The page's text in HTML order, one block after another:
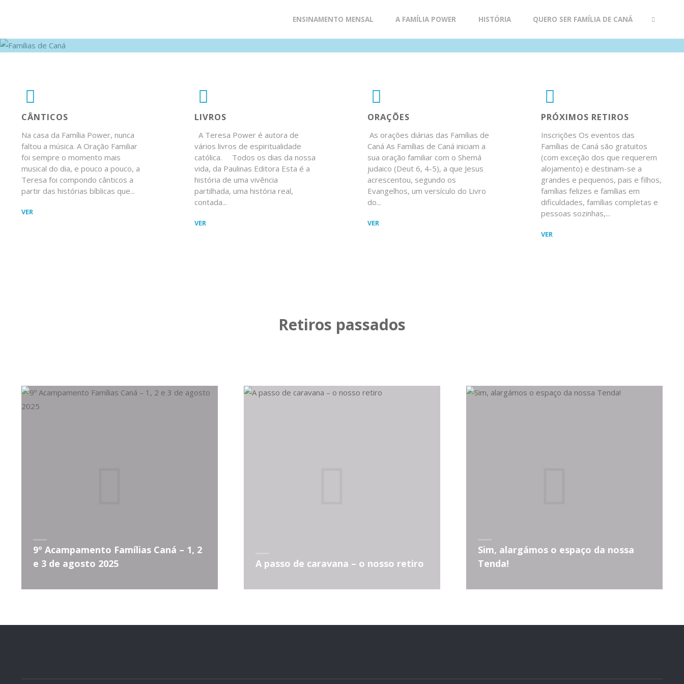
to
ENSINAMENTO MENSAL A FAMÍLIA POWER HISTÓRIA QUERO SER FAMÍLIA DE CANÁ
CÂNTICOS
Na casa da Família Power, nunca
faltou a música. A Oração Familiar
foi sempre o momento mais
musical do dia, e pouco a pouco, a
Teresa foi compondo cânticos a
partir das histórias bíblicas que...
VER
LIVROS
A Teresa Power é autora de
vários livros de espiritualidade
católica. Todos os dias da nossa
vida, da Paulinas Editora Esta é a
história de uma vivência
partilhada, uma história real,
contada...
VER
ORAÇÕES
As orações diárias das Famílias de
Caná As Famílias de Caná iniciam a
sua oração familiar com o Shemá
judaico (Deut 6, 4-5), a que Jesus
acrescentou, segundo os
Evangelhos, um versículo do Livro
do...
VER
PRÓXIMOS RETIROS
Inscrições Os eventos das
Famílias de Caná são gratuitos
(com exceção dos que requerem
alojamento) e destinam-se a
grandes e pequenos, pais e filhos,
famílias felizes e famílias em
dificuldades, famílias completas e
pessoas sozinhas,...
VER"PRÓXIMOS
Retiros passados
9º Acampamento Famílias Caná – 1, 2
e 3 de agosto 2025
A passo de caravana – o nosso retiro
Sim, alargámos o espaço da nossa
Tenda!